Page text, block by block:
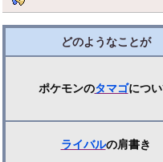
どのようなことが
ポケモンのタマゴにつ
ライバルの肩書き